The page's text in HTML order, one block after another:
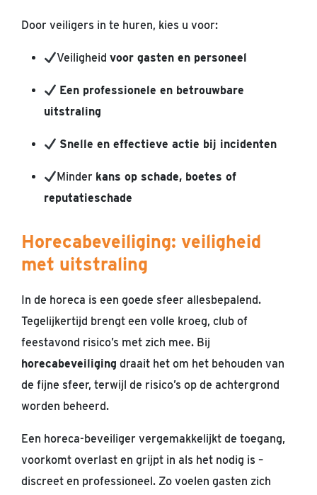
Door veiligers in te huren, kies u voor:
Veiligheidvoor gasten en personeel
Een professionele en betrouwbare
uitstraling
Snelle en effectieve actie bij incidenten
Minder kans op schade, boetes of
reputatieschade
Horecabeveiliging: veiligheid
met uitstraling
In de horeca is een goede sfeer allesbepalend.
Tegelijkertijd brengt een volle kroeg, club of
feestavond risico’s met zich mee. Bij
horecabeveiliging draait het om het behouden van
de fijne sfeer, terwijl de risico’s op de achtergrond
worden beheerd.
Een horeca-beveiliger vergemakkelijkt de toegang,
voorkomt overlast en grijpt in als het nodig is –
discreet en professioneel. Zo voelen gasten zich